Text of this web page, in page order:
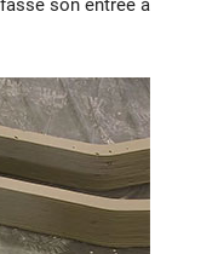
son entrée à